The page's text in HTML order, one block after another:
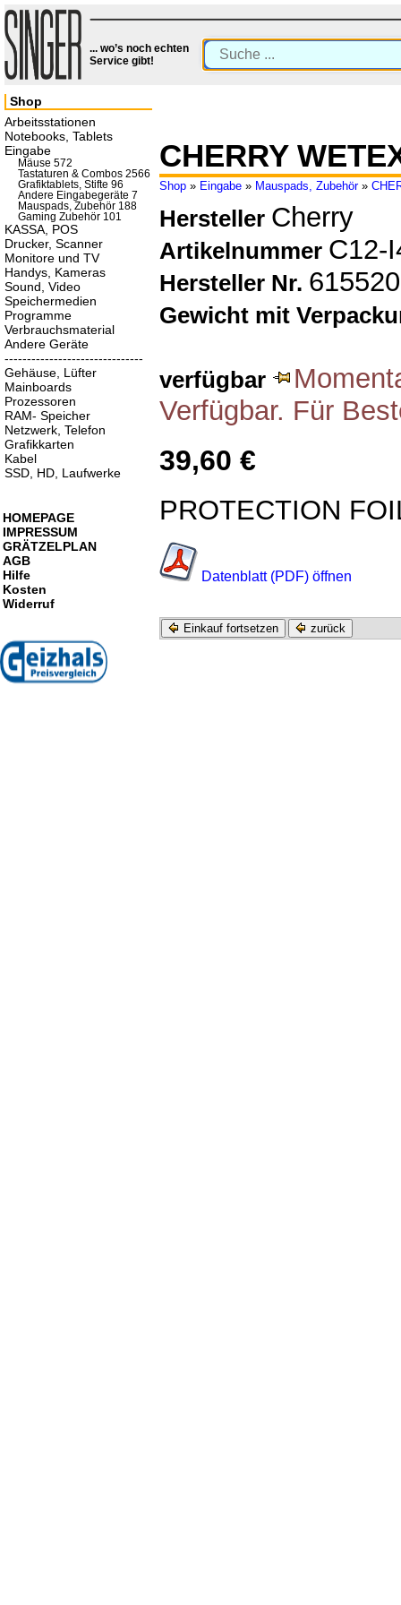
... wo’s noch echten
Service gibt!
CHERRY
Shop » Eingabe » Mauspads, Zubehör»
Hersteller Cherry
Artikelnummer C12-
Hersteller Nr.
Gewicht mit
verfügbar
Verfügbar. Für
39,60 €
PROTECTION
Datenblatt (PDF) öffnen
Einkauf fortsetzen zurück
Shop
Arbeitsstationen
Notebooks, Tablets
Eingabe
Mäuse 572
Tastaturen & Combos 2566
Grafiktablets, Stifte 96
Andere Eingabegeräte 7
Mauspads, Zubehör 188
Gaming Zubehör 101
KASSA, POS
Drucker, Scanner
Monitore und TV
Handys, Kameras
Sound, Video
Speichermedien
Programme
Verbrauchsmaterial
Andere Geräte
-------------------------------
Gehäuse, Lüfter
Mainboards
Prozessoren
RAM- Speicher
Netzwerk, Telefon
Grafikkarten
Kabel
SSD, HD, Laufwerke
HOMEPAGE
IMPRESSUM
GRÄTZELPLAN
AGB
Hilfe
Kosten
Widerruf